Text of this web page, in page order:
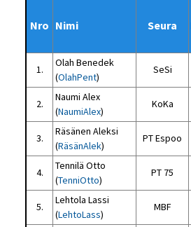
Nro Nimi Seura
1.
Olah Benedek
(OlahPent)
SeSi
2.
Naumi Alex
(NaumiAlex)
KoKa
3.
Räsänen Aleksi
(RäsänAlek)
PT Espoo
4.
Tennilä Otto
(TenniOtto)
PT 75
5.
Lehtola Lassi
(LehtoLass)
MBF